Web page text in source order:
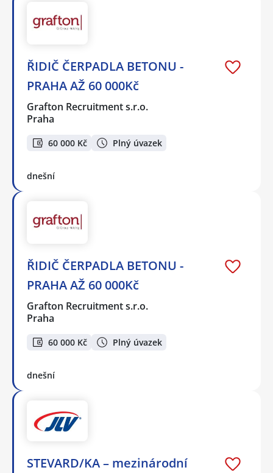
ŘIDIČ ČERPADLA BETONU -
PRAHA AŽ 60 000Kč
Grafton Recruitment s.r.o.
Praha
60 000 Kč Plný úvazek
dnešní
ŘIDIČ ČERPADLA BETONU -
PRAHA AŽ 60 000Kč
Grafton Recruitment s.r.o.
Praha
60 000 Kč Plný úvazek
dnešní
STEVARD/KA – mezinárodní